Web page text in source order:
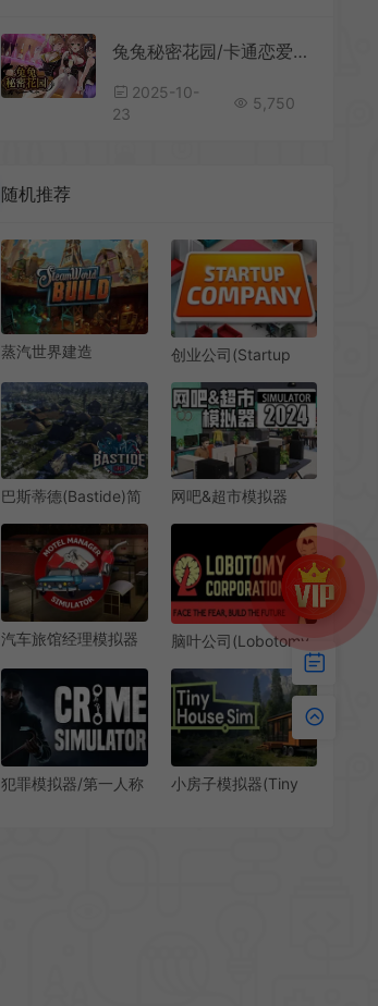
兔兔秘密花园/卡通恋爱模拟游戏 BUNNY GARDEN 下载
2025-10-
23
5,750
随机推荐
蒸汽世界建造
简中|PC|SIM|蒸汽朋
克风模拟建造游戏
创业公司(Startup
沙盒游戏|下载
巴斯蒂德(Bastide)简
市生活建设策略模拟
网吧&超市模拟器
and Supermarket
Simulator 2024)简
中|PC|SIM|综合模拟
游戏
汽车旅馆经理模拟器
Simulator)旅馆商店
加油站经验游戏|单
机|中文|SIM|免费下
脑叶公司(Lobotomy
中|PC|SIM|怪物管理
模拟经营游戏
犯罪模拟器/第一人称
小房子模拟器(Tiny